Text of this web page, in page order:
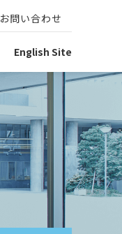
お問い合わせ
English Site